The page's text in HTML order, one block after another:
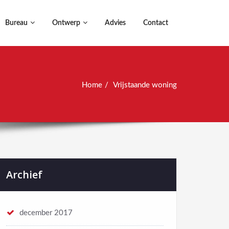
Bureau Ontwerp Advies Contact
Home Vrijstaande woning
Archief
december 2017